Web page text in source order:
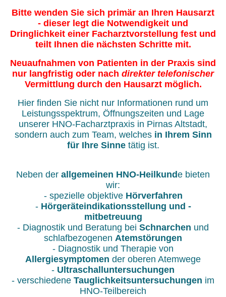
Bitte wenden Sie sich primär an Ihren Hausarzt
- dieser legt die Notwendigkeit und
Dringlichkeit einer Facharztvorstellung fest und
teilt Ihnen die nächsten Schritte mit.
Neuaufnahmen von Patienten in der Praxis sind
nur langfristig oder nach direkter telefonischer
Vermittlung durch den Hausarzt möglich.
Hier finden Sie nicht nur Informationen rund um
Leistungsspektrum, Öffnungszeiten und Lage
unserer HNO-Facharztpraxis in Pirnas Altstadt,
sondern auch zum Team, welches in Ihrem Sinn
für Ihre Sinne tätig ist.
Neben der allgemeinen HNO-Heilkunde bieten
wir:
- spezielle objektive Hörverfahren
- Hörgeräteindikationsstellung und -
mitbetreuung
- Diagnostik und Beratung bei Schnarchen und
schlafbezogenen Atemstörungen
- Diagnostik und Therapie von
Allergiesymptomen der oberen Atemwege
- Ultraschalluntersuchungen
- verschiedene Tauglichkeitsuntersuchungen im
HNO-Teilbereich